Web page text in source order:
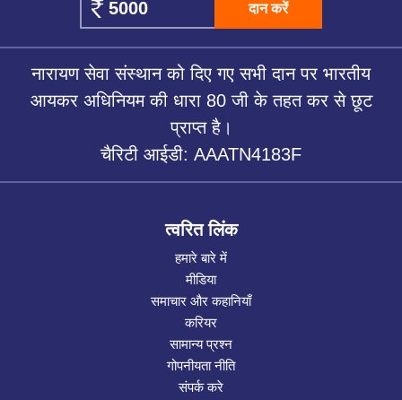
दान करें
नारायण सेवा संस्थान को दिए गए सभी दान पर भारतीय
आयकर अधिनियम की धारा 80 जी के तहत कर से छूट
प्राप्त है।
चैरिटी आईडी: AAATN4183F
त्वरित लिंक
हमारे बारे में
मीडिया
समाचार और कहानियाँ
करियर
सामान्य प्रश्न
गोपनीयता नीति
संपर्क करे